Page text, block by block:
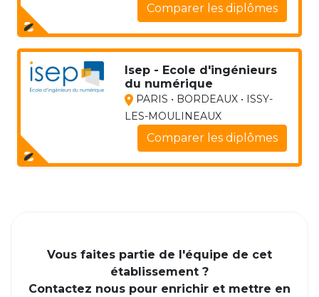
Comparer les diplômes
Isep - Ecole d'ingénieurs
du numérique
PARIS • BORDEAUX • ISSY-
LES-MOULINEAUX
Comparer les diplômes
Vous faites partie de l'équipe de cet
établissement ?
Contactez nous pour enrichir et mettre en